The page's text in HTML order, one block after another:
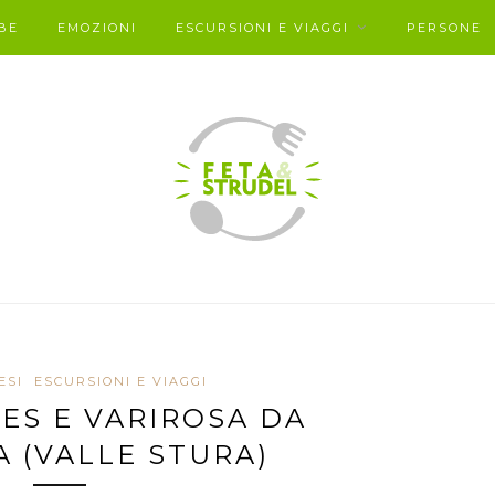
EMOZIONI ESCURSIONI E VIAGGI PERSONE
ESCURSIONI E VIAGGI
E VARIROSA DA
(VALLE STURA)